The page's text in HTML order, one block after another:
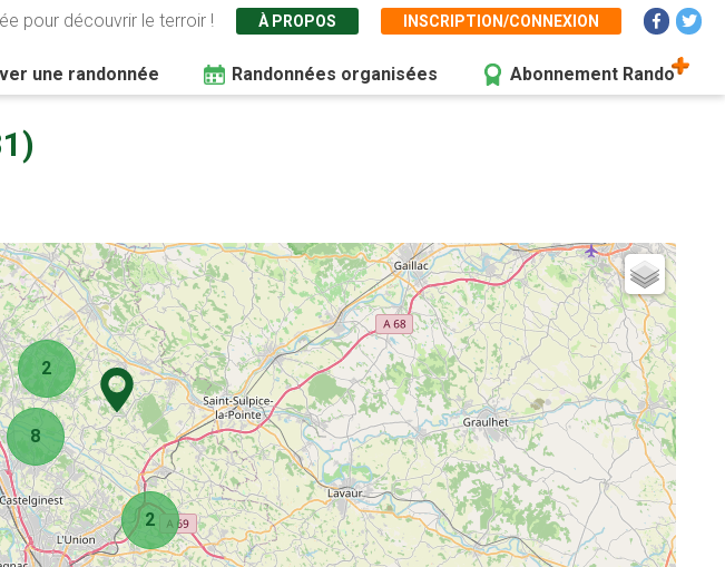
pour découvrir le terroir ! À PROPOS INSCRIPTION/CONNEXION
une randonnée Randonnées organisées Abonnement Rando
2
2
8